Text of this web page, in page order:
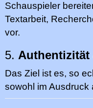
Schauspieler
Textarbeit,
vor.
5.
Das Ziel ist es, so
sowohl im Ausdruck